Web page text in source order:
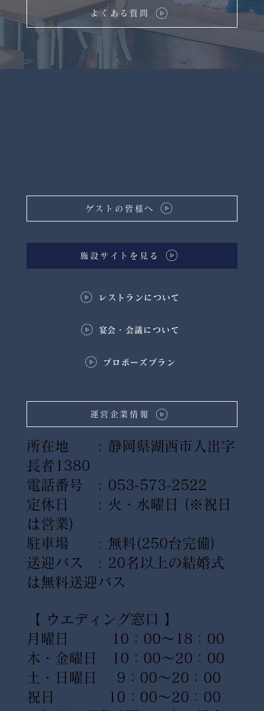
所在地 : 静岡県湖西市入出字
長者1380
電話番号 : 053-573-2522
定休日 : 火・水曜日
(※祝日
は営業)
駐車場 : 無料(250台完備)
送迎バス : 20名以上の結婚式
は無料送迎バス
【 ウエディング窓口 】
月曜日 10：00〜18：00
木・金曜日 10：00〜20：00
土・日曜日 9：00〜20：00
祝日 10：00〜20：00
施設サイトを見る
ゲストの皆様へ
運営企業情報
​宴会・会議について
プロポーズプラン
レストランについて
よくある質問